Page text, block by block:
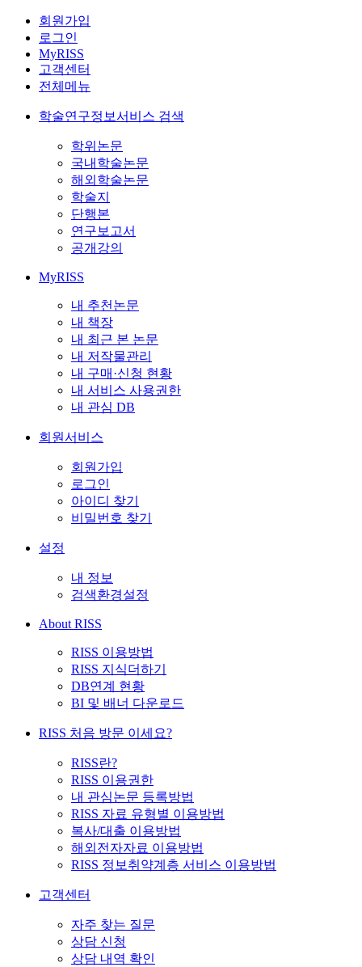
회원가입
로그인
MyRISS
고객센터
전체메뉴
학술연구정보서비스 검색
학위논문
국내학술논문
해외학술논문
학술지
단행본
연구보고서
공개강의
MyRISS
내 추천논문
내 책장
내 최근 본 논문
내 저작물관리
내 구매·신청 현황
내 서비스 사용권한
내 관심 DB
회원서비스
회원가입
로그인
아이디 찾기
비밀번호 찾기
설정
내 정보
검색환경설정
About RISS
RISS 이용방법
RISS 지식더하기
DB연계 현황
BI 및 배너 다운로드
RISS 처음 방문 이세요?
RISS란?
RISS 이용권한
내 관심논문 등록방법
RISS 자료 유형별 이용방법
복사/대출 이용방법
해외전자자료 이용방법
RISS 정보취약계층 서비스 이용방법
고객센터
자주 찾는 질문
상담 신청
상담 내역 확인